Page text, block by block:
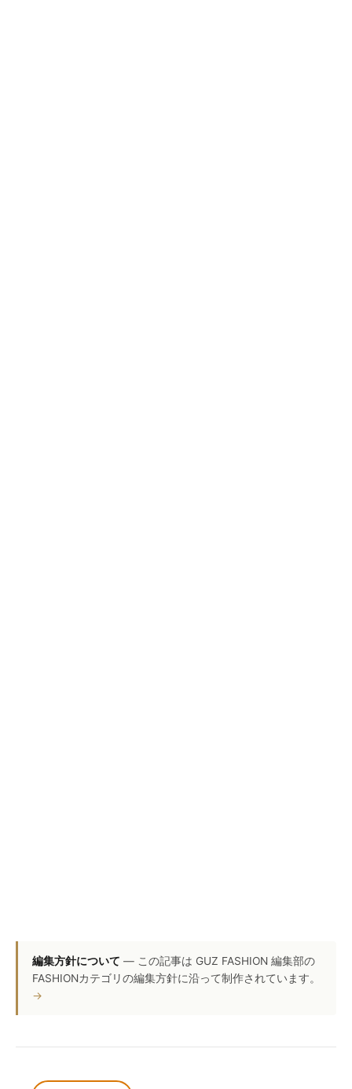
編集方針について — この記事は GUZ FASHION 編集部の
FASHIONカテゴリの編集方針に沿って制作されています。